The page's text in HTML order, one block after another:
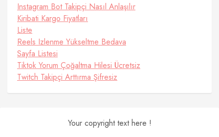
Instagram Bot Takipçi Nasıl Anlaşılır
Kiribati Kargo Fiyatları
Liste
Reels Izlenme Yükseltme Bedava
Sayfa Listesi
Tiktok Yorum Çoğaltma Hilesi Ücretsiz
Twitch Takipçi Arttırma Şifresiz
Your copyright text here !